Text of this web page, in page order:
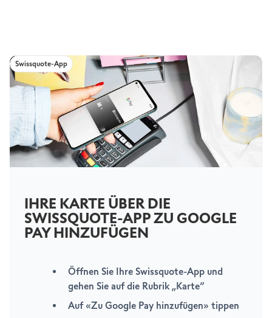
Swissquote-App
IHRE KARTE ÜBER DIE
SWISSQUOTE-APP ZU GOOGLE
PAY HINZUFÜGEN
Öffnen Sie Ihre Swissquote-App und
gehen Sie auf die Rubrik „Karte“
Auf «Zu Google Pay hinzufügen» tippen